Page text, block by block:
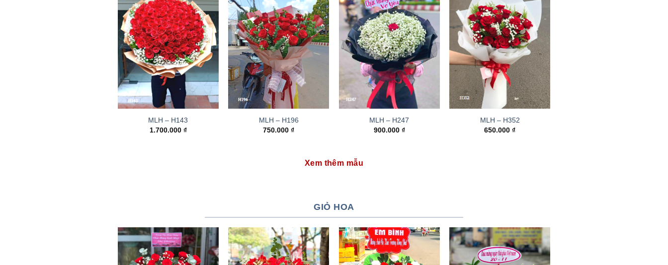
MLH – H143
1.700.000 ₫
MLH – H196
750.000₫
MLH – H247
900.000 ₫
MLH – H352
650.000₫
Xem thêm mẫu
GIỎ HOA